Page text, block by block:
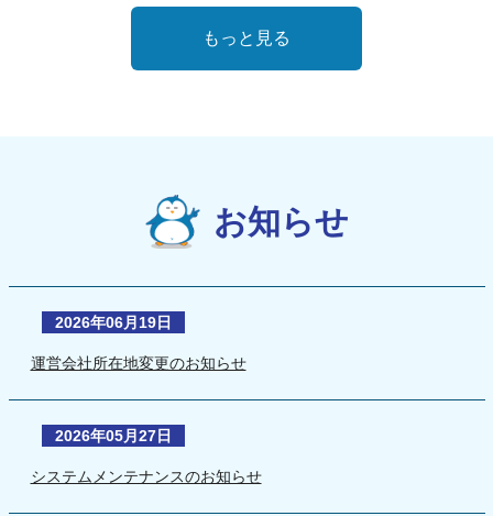
もっと見る
お知らせ
2026年06月19日
運営会社所在地変更のお知らせ
2026年05月27日
システムメンテナンスのお知らせ